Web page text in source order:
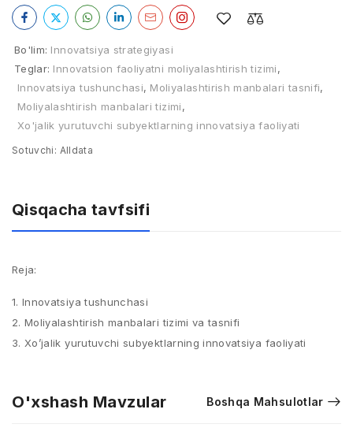
Bo'lim: Innovatsiya strategiyasi
Teglar: Innovatsion faoliyatni moliyalashtirish tizimi,
Innovatsiya tushunchasi, Moliyalashtirish manbalari tasnifi,
Moliyalashtirish manbalari tizimi,
Xo'jalik yurutuvchi subyektlarning innovatsiya faoliyati
Sotuvchi: Alldata
Qisqacha tavfsifi
Reja:
1. Innovatsiya tushunchasi
2. Moliyalashtirish manbalari tizimi va tasnifi
3. Xo’jalik yurutuvchi subyektlarning innovatsiya faoliyati
O'xshash Mavzular Boshqa Mahsulotlar